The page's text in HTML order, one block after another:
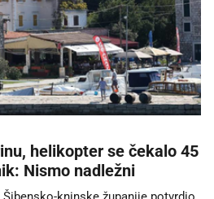
helikopter se čekalo 45
Nismo nadležni